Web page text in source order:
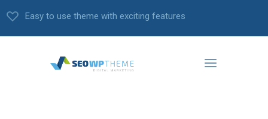
Easy to use theme with exciting features